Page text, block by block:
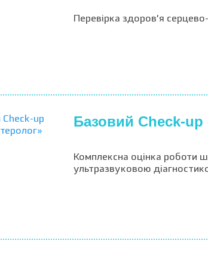
Перевірка здоров’я
Базовий Check-up
Комплексна оцінка роботи
ультразвуковою